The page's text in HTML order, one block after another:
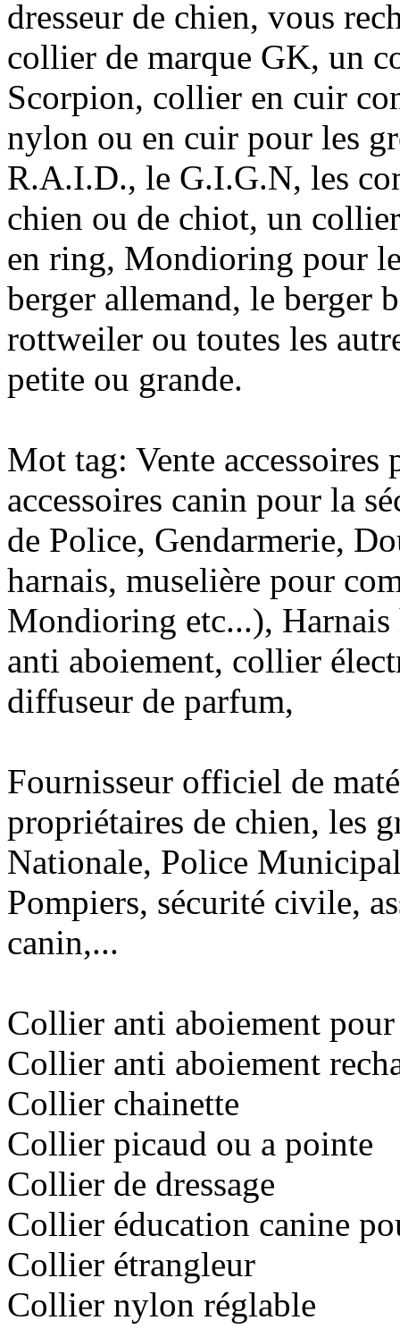
dresseur de chien, vous
collier de marque GK, un
Scorpion, collier en cuir
nylon ou en cuir pour les
R.A.I.D., le G.I.G.N, les
chien ou de chiot, un
en ring, Mondioring pour
berger allemand, le berger
rottweiler ou toutes les
petite ou grande.
Mot tag: Vente accessoires
accessoires canin pour la
de Police, Gendarmerie,
harnais, muselière pour
Mondioring etc...),
anti aboiement, collier
diffuseur de parfum,
Fournisseur officiel de
propriétaires de chien, les
Nationale, Police
Pompiers, sécurité civile,
canin,...
Collier anti aboiement
Collier anti aboiement
Collier chainette
Collier picaud ou a pointe
Collier de dressage
Collier éducation canine
Collier étrangleur
Collier nylon réglable